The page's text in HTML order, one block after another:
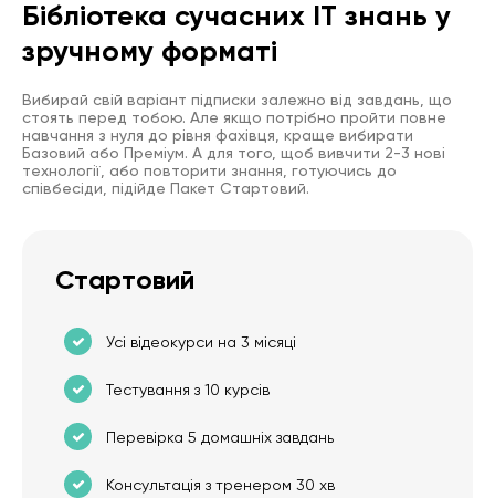
Бібліотека сучасних IT знань у
зручному форматі
Вибирай свій варіант підписки залежно від завдань, що
стоять перед тобою. Але якщо потрібно пройти повне
навчання з нуля до рівня фахівця, краще вибирати
Базовий або Преміум. А для того, щоб вивчити 2-3 нові
технології, або повторити знання, готуючись до
співбесіди, підійде Пакет Стартовий.
Стартовий
Усі відеокурси на 3 місяці
Тестування з 10 курсів
Перевірка 5 домашніх завдань
Консультація з тренером 30 хв